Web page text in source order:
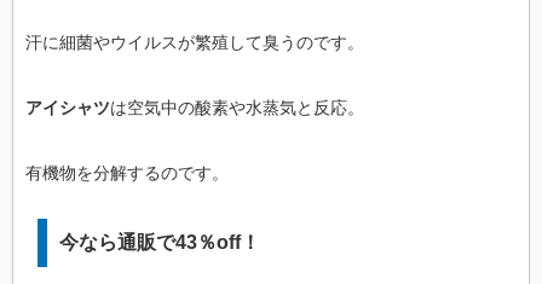
汗に細菌やウイルスが繁殖して臭うのです。
アイシャツは空気中の酸素や水蒸気と反応。
有機物を分解するのです。
今なら通販で43％off！